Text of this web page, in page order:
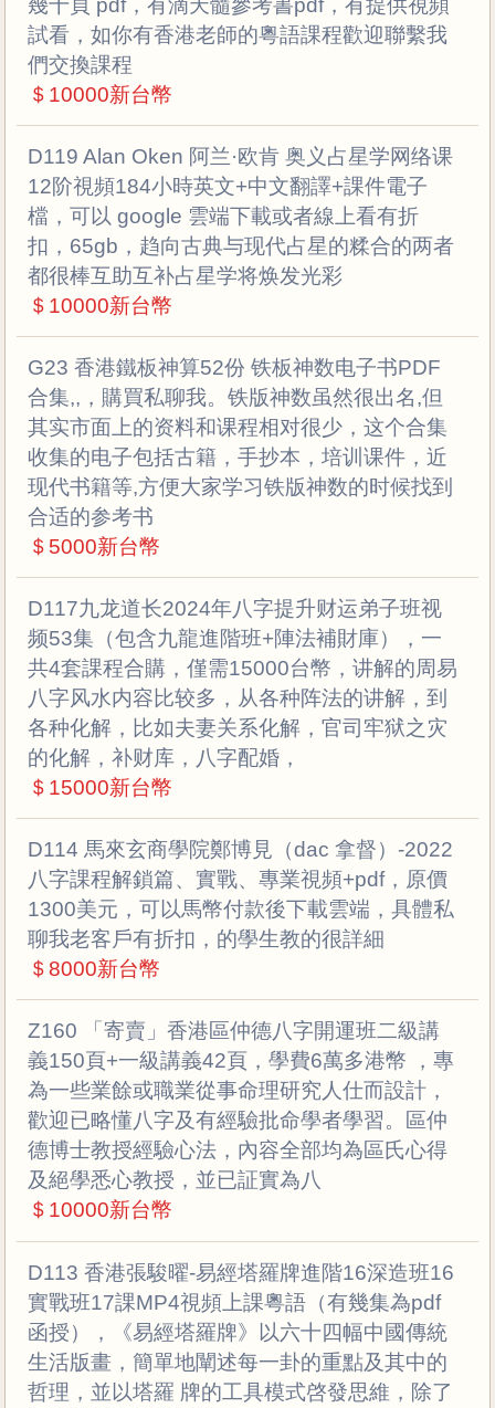
試看，如你有香港老師的粵語課程歡迎聯繫我
們交換課程
＄10000新台幣
D119 Alan Oken 阿兰·欧肯 奥义占星学网络课
12阶視頻184小時英文+中文翻譯+課件電子
檔，可以 google 雲端下載或者線上看有折
扣，65gb，趋向古典与现代占星的糅合的两者
都很棒互助互补占星学将焕发光彩
＄10000新台幣
G23 香港鐵板神算52份 铁板神数电子书PDF
合集,,，購買私聊我。铁版神数虽然很出名,但
其实市面上的资料和课程相对很少，这个合集
收集的电子包括古籍，手抄本，培训课件，近
现代书籍等,方便大家学习铁版神数的时候找到
合适的参考书
＄5000新台幣
D117九龙道长2024年八字提升财运弟子班视
频53集（包含九龍進階班+陣法補財庫），一
共4套課程合購，僅需15000台幣，讲解的周易
八字风水内容比较多，从各种阵法的讲解，到
各种化解，比如夫妻关系化解，官司牢狱之灾
的化解，补财库，八字配婚，
＄15000新台幣
D114 馬來玄商學院鄭博見（dac 拿督）-2022
八字課程解鎖篇、實戰、專業視頻+pdf，原價
1300美元，可以馬幣付款後下載雲端，具體私
聊我老客戶有折扣，的學生教的很詳細
＄8000新台幣
Z160 「寄賣」香港區仲德八字開運班二級講
義150頁+一級講義42頁，學費6萬多港幣 ，專
為一些業餘或職業從事命理研究人仕而設計，
歡迎已略懂八字及有經驗批命學者學習。區仲
德博士教授經驗心法，內容全部均為區氏心得
及絕學悉心教授，並已証實為八
＄10000新台幣
D113 香港張駿曜-易經塔羅牌進階16深造班16
實戰班17課MP4視頻上課粵語（有幾集為pdf
函授），《易經塔羅牌》以六十四幅中國傳統
生活版畫，簡單地闡述每一卦的重點及其中的
哲理，並以塔羅 牌的工具模式啓發思維，除了